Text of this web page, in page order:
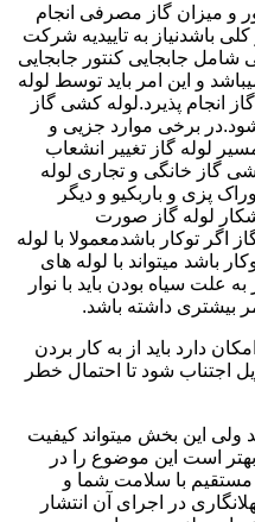
و میزان گاز مصرفی انجام
باشدنیاز به تاییدیه شرکت
شامل جابجایی کنتور جابجایی
و این امر باید توسط لوله
انجام پذیرد.لوله کشی گاز
برخی موارد جزیی و
لوله گاز تغییر انشعاب
گاز خانگی و تجاری لوله
پزی و باربکیو و دیگر
لوله گاز صورت
اگر توکار باشدمعمولا با لوله
باشد میتواند با لوله های
علت سیاه بودن باید با نوار
بیشتری داشته باشد.
دارد باید از به کار بردن
اجتناب شود تا احتمال خطر
این بخش میتواند کیفیت
است این موضوع را در
مستقیم با سلامت شما و
در اجرای آن انتشار